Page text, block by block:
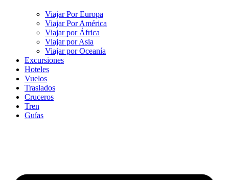
Viajar Por Europa
Viajar Por América
Viajar por África
Viajar por Asia
Viajar por Oceanía
Excursiones
Hoteles
Vuelos
Traslados
Cruceros
Tren
Guías